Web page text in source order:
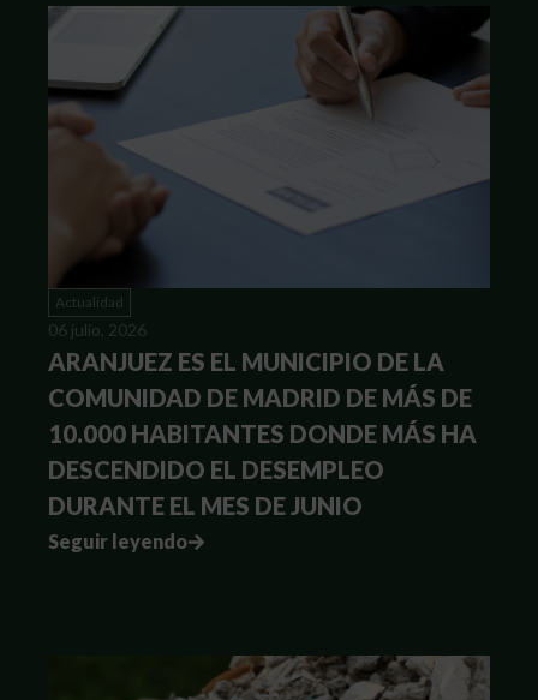
Actualidad
06 julio, 2026
ARANJUEZ ES EL MUNICIPIO DE LA
COMUNIDAD DE MADRID DE MÁS DE
10.000 HABITANTES DONDE MÁS HA
DESCENDIDO EL DESEMPLEO
DURANTE EL MES DE JUNIO
Seguir leyendo